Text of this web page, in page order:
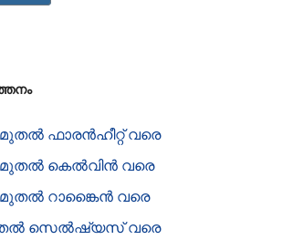
ഫാരൻഹീറ്റ് വരെ
കെൽവിൻ വരെ
റാങ്കൈൻ വരെ
സെൽഷ്യസ് വരെ